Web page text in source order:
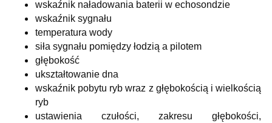
wskaźnik naładowania baterii w echosondzie
wskaźnik sygnału
temperatura wody
siła sygnału pomiędzy łodzią a pilotem
głębokość
ukształtowanie dna
wskaźnik pobytu ryb wraz z głębokością i wielkością
ryb
ustawienia czułości, zakresu głębokości,